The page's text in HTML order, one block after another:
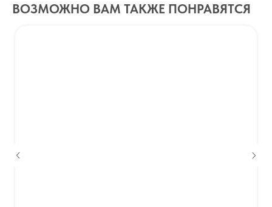
ВОЗМОЖНО ВАМ ТАКЖЕ ПОНРАВЯТСЯ